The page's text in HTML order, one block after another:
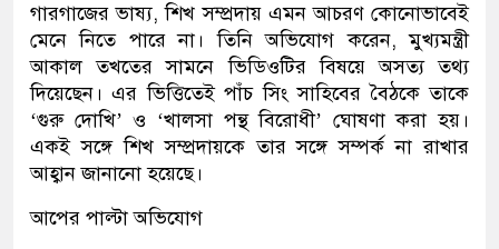
গারগাজের ভাষ্য, শিখ সম্প্রদায় এমন আচরণ কোনোভাবেই
মেনে নিতে পারে না। তিনি অভিযোগ করেন, মুখ্যমন্ত্রী
আকাল তখতের সামনে ভিডিওটির বিষয়ে অসত্য তথ্য
দিয়েছেন। এর ভিত্তিতেই পাঁচ সিং সাহিবের বৈঠকে তাকে
‘গুরু দোখি’ ও ‘খালসা পন্থ বিরোধী’ ঘোষণা করা হয়।
একই সঙ্গে শিখ সম্প্রদায়কে তার সঙ্গে সম্পর্ক না রাখার
আহ্বান জানানো হয়েছে।
আপের পাল্টা অভিযোগ